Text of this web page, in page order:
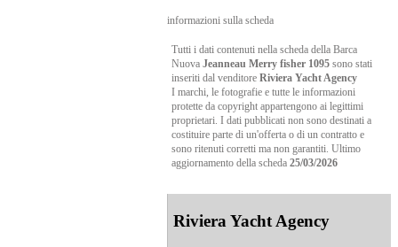
informazioni sulla scheda
Tutti i dati contenuti nella scheda della Barca
Nuova Jeanneau Merry fisher 1095 sono stati
inseriti dal venditore Riviera Yacht Agency
I marchi, le fotografie e tutte le informazioni
protette da copyright appartengono ai legittimi
proprietari. I dati pubblicati non sono destinati a
costituire parte di un'offerta o di un contratto e
sono ritenuti corretti ma non garantiti. Ultimo
aggiornamento della scheda 25/03/2026
Riviera Yacht Agency